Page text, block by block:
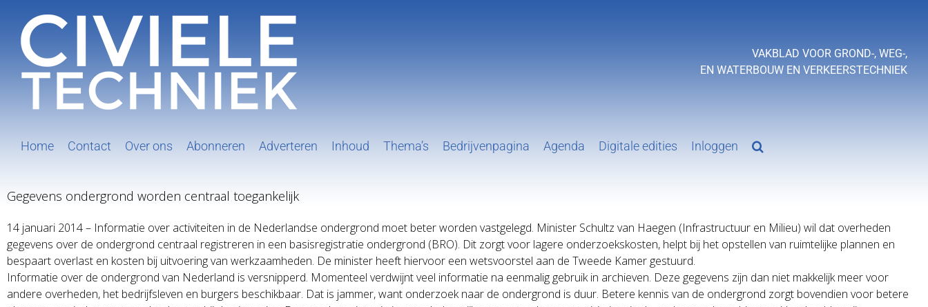
inhoud
VAKBLAD VOOR GROND-, WEG-,
EN WATERBOUW EN VERKEERSTECHNIEK
Home Contact Over ons Abonneren Adverteren Inhoud Thema’s Bedrijvenpagina Agenda Digitale edities Inloggen
Gegevens ondergrond worden centraal toegankelijk
14 januari 2014 – Informatie over activiteiten in de Nederlandse ondergrond moet beter worden vastgelegd. Minister Schultz van Haegen (Infrastructuur en Milieu) wil dat overheden
gegevens over de ondergrond centraal registreren in een basisregistratie ondergrond (BRO). Dit zorgt voor lagere onderzoekskosten, helpt bij het opstellen van ruimtelijke plannen en
bespaart overlast en kosten bij uitvoering van werkzaamheden. De minister heeft hiervoor een wetsvoorstel aan de Tweede Kamer gestuurd.
Informatie over de ondergrond van Nederland is versnipperd. Momenteel verdwijnt veel informatie na eenmalig gebruik in archieven. Deze gegevens zijn dan niet makkelijk meer voor
andere overheden, het bedrijfsleven en burgers beschikbaar. Dat is jammer, want onderzoek naar de ondergrond is duur. Betere kennis van de ondergrond zorgt bovendien voor betere